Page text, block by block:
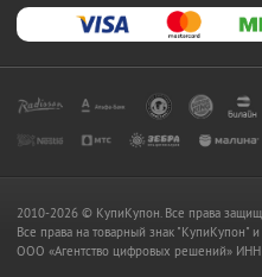
2010-2026 © КупиКупон. Все права
Все права на товарный знак "КупиКупон"
OOO «Агентство цифровых решений»